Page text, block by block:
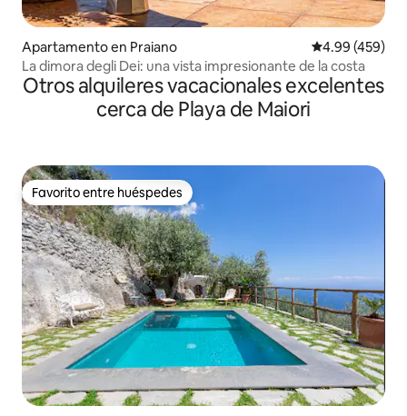
Apartamento en Praiano Calificación
4.99 (459)
La dimora degli Dei: una vista impresionante de la costa
Otros alquileres vacacionales excelentes
cerca de Playa de Maiori
Favorito entre huéspedes
Favorito entre huéspedes